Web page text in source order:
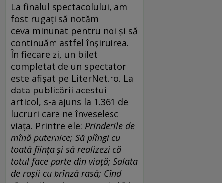
La finalul spectacolului, am
fost rugați să notăm
ceva minunat pentru noi și să
continuăm astfel înșiruirea.
În fiecare zi, un bilet
completat de un spectator
este afișat pe LiterNet.ro. La
data publicării acestui
articol, s-a ajuns la 1.361 de
lucruri care ne înveselesc
viața. Printre ele: Prinderile de
mînă puternice; Să plîngi cu
toată ființa și să realizezi că
totul face parte din viață; Salata
de roșii cu brînză rasă; Cînd